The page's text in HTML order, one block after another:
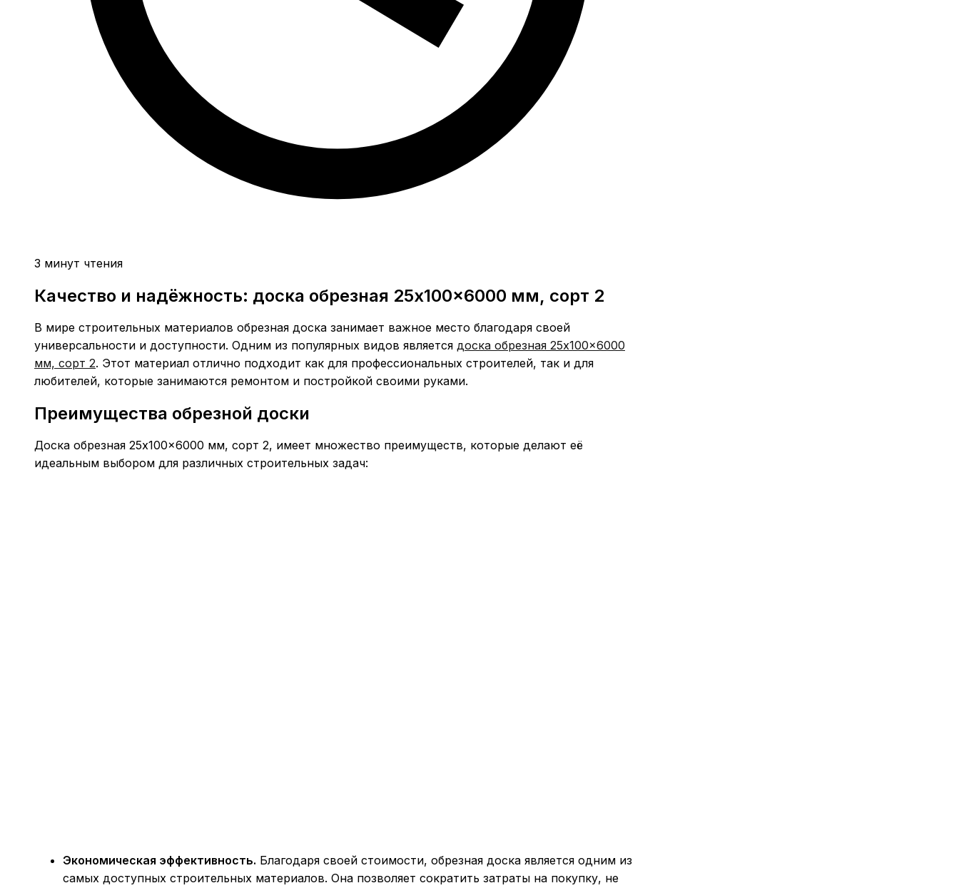
3 минут чтения
Качество и надёжность: доска обрезная 25x100x6000 мм, сорт 2
В мире строительных материалов обрезная доска занимает важное место благодаря своей
универсальности и доступности. Одним из популярных видов является доска обрезная 25x100x6000
мм, сорт 2. Этот материал отлично подходит как для профессиональных строителей, так и для
любителей, которые занимаются ремонтом и постройкой своими руками.
Преимущества обрезной доски
Доска обрезная 25x100x6000 мм, сорт 2, имеет множество преимуществ, которые делают её
идеальным выбором для различных строительных задач:
Экономическая эффективность. Благодаря своей стоимости, обрезная доска является одним из
самых доступных строительных материалов. Она позволяет сократить затраты на покупку, не